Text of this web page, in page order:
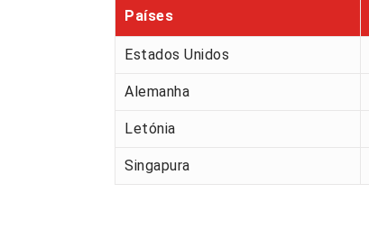
Países
Estados Unidos
Alemanha
Letónia
Singapura